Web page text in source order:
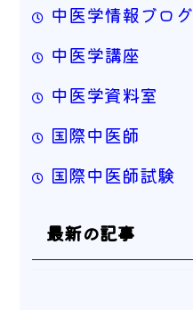
中医学情報ブログ
中医学講座
中医学資料室
国際中医師
国際中医師試験
最新の記事